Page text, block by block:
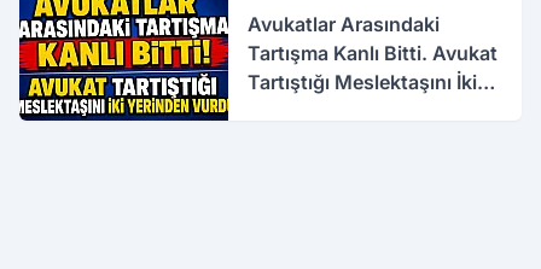
Avukatlar Arasındaki
Tartışma Kanlı Bitti. Avukat
Tartıştığı Meslektaşını İki